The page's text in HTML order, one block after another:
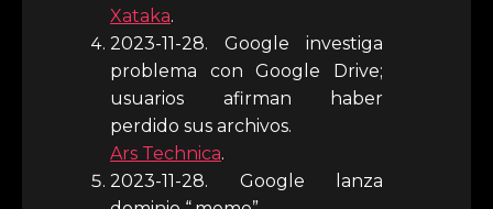
Xataka.
2023-11-28. Google investiga
problema con Google Drive;
usuarios afirman haber
perdido sus archivos.
Ars Technica.
2023-11-28. Google lanza